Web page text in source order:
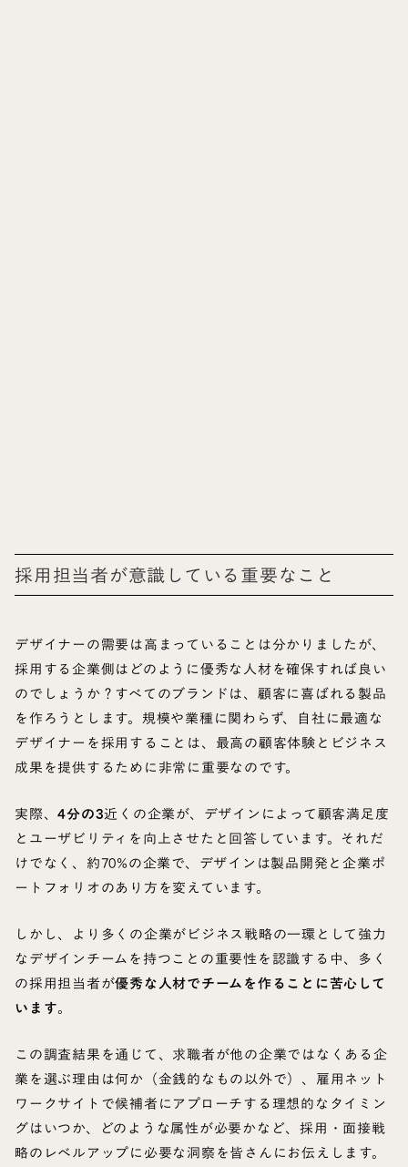
採用担当者が意識している重要なこと
デザイナーの需要は高まっていることは分かりましたが、
採用する企業側はどのように優秀な人材を確保すれば良い
のでしょうか？すべてのブランドは、顧客に喜ばれる製品
を作ろうとします。規模や業種に関わらず、自社に最適な
デザイナーを採用することは、最高の顧客体験とビジネス
成果を提供するために非常に重要なのです。
実際、4分の3近くの企業が、デザインによって顧客満足度
とユーザビリティを向上させたと回答しています。それだ
けでなく、約70%の企業で、デザインは製品開発と企業ポ
ートフォリオのあり方を変えています。
しかし、より多くの企業がビジネス戦略の一環として強力
なデザインチームを持つことの重要性を認識する中、多く
の採用担当者が優秀な人材でチームを作ることに苦心して
います。
この調査結果を通じて、求職者が他の企業ではなくある企
業を選ぶ理由は何か（金銭的なもの以外で）、雇用ネット
ワークサイトで候補者にアプローチする理想的なタイミン
グはいつか、どのような属性が必要かなど、採用・面接戦
略のレベルアップに必要な洞察を皆さんにお伝えします。